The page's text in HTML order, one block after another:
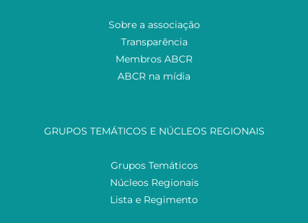
Sobre a associação
Transparência
Membros ABCR
ABCR na mídia
GRUPOS TEMÁTICOS E NÚCLEOS REGIONAIS
Grupos Temáticos
Núcleos Regionais
Lista e Regimento